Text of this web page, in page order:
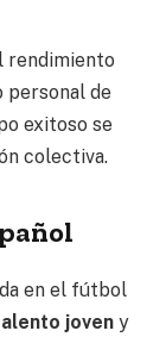
rendimiento
de
exitoso se
colectiva.
en el fútbol
joven y